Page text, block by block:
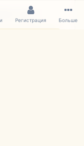
здесь.
Регистрация Больше